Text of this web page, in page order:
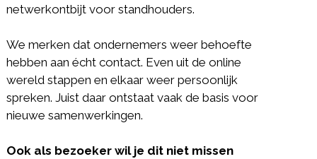
netwerkontbijt voor standhouders.
We merken dat ondernemers weer behoefte
hebben aan écht contact. Even uit de online
wereld stappen en elkaar weer persoonlijk
spreken. Juist daar ontstaat vaak de basis voor
nieuwe samenwerkingen.
Ook als bezoeker wil je dit niet missen